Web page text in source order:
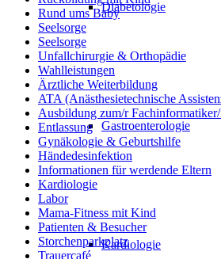
Diabetologie
Gastroenterologie
Kardiologie
Rund ums Baby
Seelsorge
Seelsorge
Unfallchirurgie & Orthopädie
Wahlleistungen
Ärztliche Weiterbildung
ATA (Anästhesietechnische
Ausbildung zum/r
Entlassung
Gynäkologie & Geburtshilfe
Händedesinfektion
Informationen für werdende Eltern
Kardiologie
Labor
Mama-Fitness mit Kind
Patienten & Besucher
Storchenparkplatz
Trauercafé